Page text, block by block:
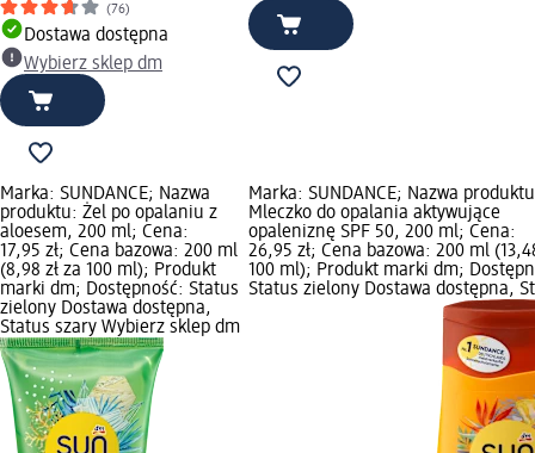
(76)
Dostawa dostępna
Wybierz sklep dm
Marka: SUNDANCE; Nazwa
produktu: Żel po opalaniu z
aloesem, 200 ml; Cena:
17,95 zł; Cena bazowa: 200 ml
(8,98 zł za 100 ml); Produkt
marki dm; Dostępność: Status
zielony Dostawa dostępna,
Status szary Wybierz sklep dm
Marka: SUNDANCE; Nazwa
Mleczko do opalania aktywujące
opaleniznę SPF 50, 200 ml; Cena:
26,95 zł; Cena bazowa: 200 ml
100 ml); Produkt marki dm;
Status zielony Dostawa dostępna,